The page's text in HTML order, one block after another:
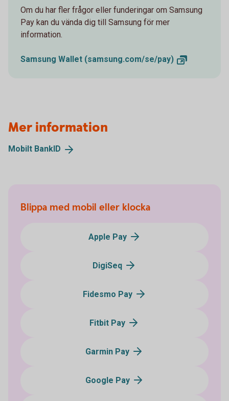
Om du har fler frågor eller funderingar om Samsung
Pay kan du vända dig till Samsung för mer
information.
Samsung Wallet (samsung.com/se/pay)
Mer information
Mobilt BankID
Blippa med mobil eller klocka
Apple Pay
DigiSeq
Fidesmo Pay
Fitbit Pay
Garmin Pay
Google Pay